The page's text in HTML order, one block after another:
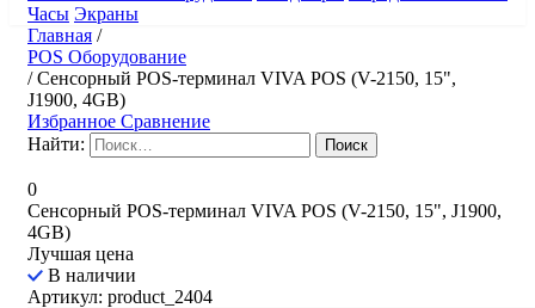
Часы Экраны
Главная /
POS Оборудование
/Сенсорный POS-терминал VIVA POS (V-2150, 15",
J1900, 4GB)
Избранное Сравнение
Найти:
0
Сенсорный POS-терминал VIVA POS (V-2150, 15", J1900,
4GB)
Лучшая цена
В наличии
Артикул: product_2404